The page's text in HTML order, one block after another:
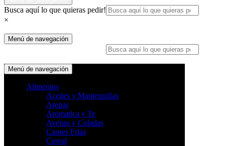
Busca aquí lo que quieras pedir!
×
Menú de navegación
Menú de navegación
Alimentos
Aceites y Mantequillas
Arepas
Aromatica y Te
Avenas y Coladas
Carnes Frias
Cereal